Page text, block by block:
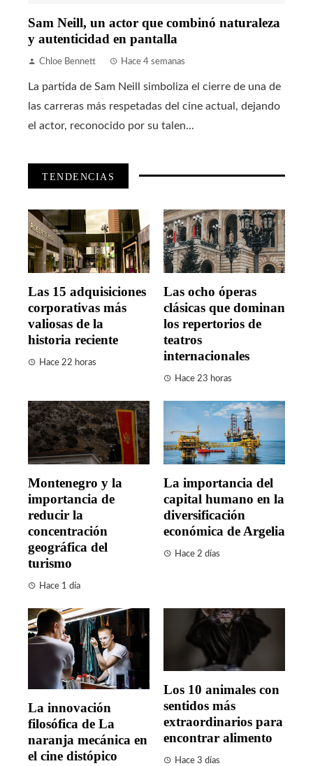
Sam Neill, un actor que combinó naturaleza
y autenticidad en pantalla
Chloe Bennett Hace 4 semanas
La partida de Sam Neill simboliza el cierre de una de
las carreras más respetadas del cine actual, dejando
el actor, reconocido por su talen...
TENDENCIAS
Las 15 adquisiciones
corporativas más
valiosas de la
historia reciente
Hace 22 horas
Las ocho óperas
clásicas que dominan
los repertorios de
teatros
internacionales
Hace 23 horas
Montenegro y la
importancia de
reducir la
concentración
geográfica del
turismo
Hace 1 día
La importancia del
capital humano en la
diversificación
económica de Argelia
Hace 2 días
La innovación
filosófica de La
naranja mecánica en
el cine distópico
Los 10 animales con
sentidos más
extraordinarios para
encontrar alimento
Hace 3 días